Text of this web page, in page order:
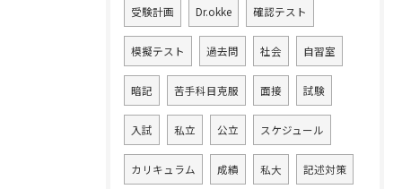
受験計画 Dr.okke 確認テスト
模擬テスト 過去問 社会 自習室
暗記 苦手科目克服 面接 試験
入試 私立 公立 スケジュール
カリキュラム 成績 私大 記述対策